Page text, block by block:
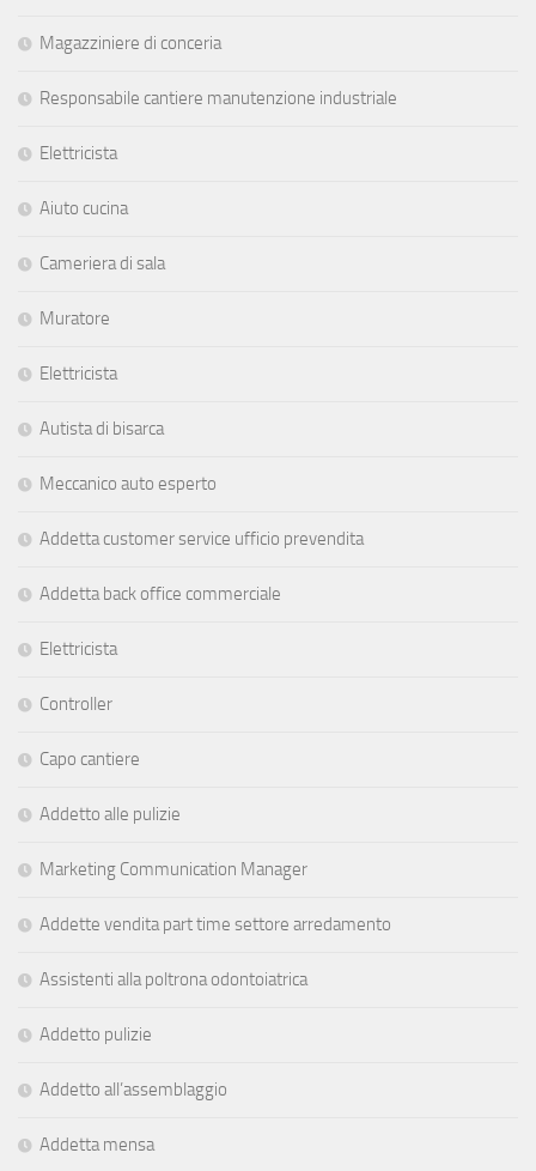
Magazziniere di conceria
Responsabile cantiere manutenzione industriale
Elettricista
Aiuto cucina
Cameriera di sala
Muratore
Elettricista
Autista di bisarca
Meccanico auto esperto
Addetta customer service ufficio prevendita
Addetta back office commerciale
Elettricista
Controller
Capo cantiere
Addetto alle pulizie
Marketing Communication Manager
Addette vendita part time settore arredamento
Assistenti alla poltrona odontoiatrica
Addetto pulizie
Addetto all’assemblaggio
Addetta mensa